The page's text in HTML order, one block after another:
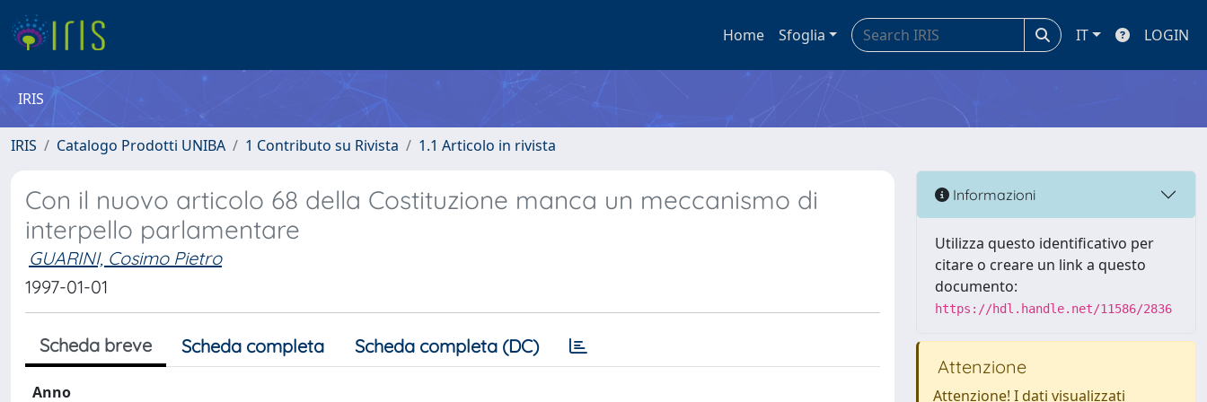
Home Sfoglia IT LOGIN
IRIS
IRIS Catalogo Prodotti UNIBA 1 Contributo su Rivista 1.1 Articolo in rivista
Con il nuovo articolo 68 della Costituzione manca un meccanismo di
interpello parlamentare
GUARINI, Cosimo Pietro
1997-01-01
Scheda breve Scheda completa Scheda completa (DC)
Anno
Informazioni
Utilizza questo identificativo per
citare o creare un link a questo
documento:
https://hdl.handle.net/11586/2836
Attenzione
Attenzione! I dati visualizzati